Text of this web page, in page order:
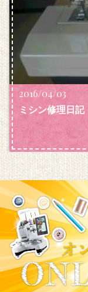
2016/04/03
ミシン修理日